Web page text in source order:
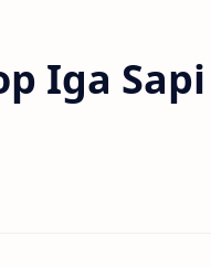
Iga